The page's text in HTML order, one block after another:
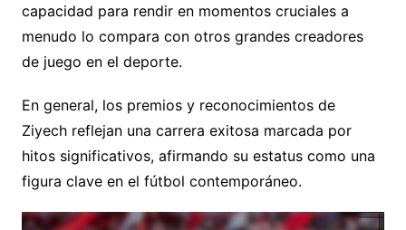
capacidad para rendir en momentos cruciales a
menudo lo compara con otros grandes creadores
de juego en el deporte.
En general, los premios y reconocimientos de
Ziyech reflejan una carrera exitosa marcada por
hitos significativos, afirmando su estatus como una
figura clave en el fútbol contemporáneo.